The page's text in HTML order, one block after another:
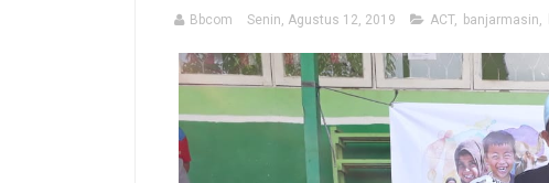
Bbcom Senin, Agustus 12, 2019 ACT, banjarmasin,